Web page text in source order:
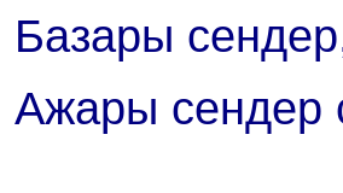
Базары
Ажары сендер